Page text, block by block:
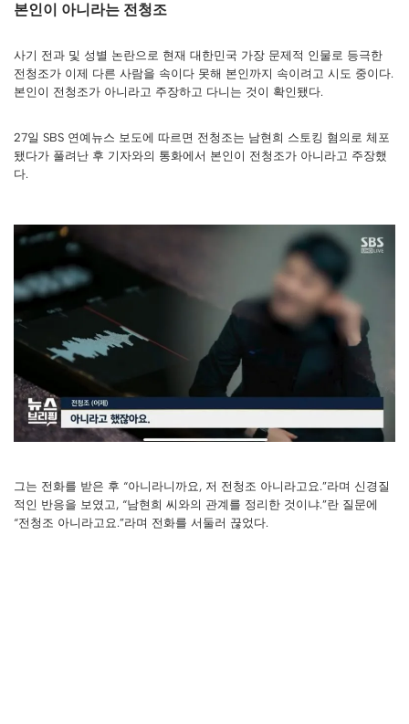
본인이 아니라는 전청조
사기 전과 및 성별 논란으로 현재 대한민국 가장 문제적 인물로 등극한
전청조가 이제 다른 사람을 속이다 못해 본인까지 속이려고 시도 중이다.
본인이 전청조가 아니라고 주장하고 다니는 것이 확인됐다.
27일 SBS 연예뉴스 보도에 따르면 전청조는 남현희 스토킹 혐의로 체포
됐다가 풀려난 후 기자와의 통화에서 본인이 전청조가 아니라고 주장했
다.
그는 전화를 받은 후 “아니라니까요, 저 전청조 아니라고요.”라며 신경질
적인 반응을 보였고, “남현희 씨와의 관계를 정리한 것이냐.”란 질문에
“전청조 아니라고요.”라며 전화를 서둘러 끊었다.